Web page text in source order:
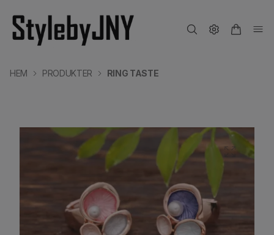
HEM PRODUKTER RING TASTE